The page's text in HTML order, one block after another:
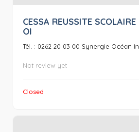
CESSA REUSSITE
OI
Tél. : 0262 20 03 00 Synergie Océan
Not review yet
Closed